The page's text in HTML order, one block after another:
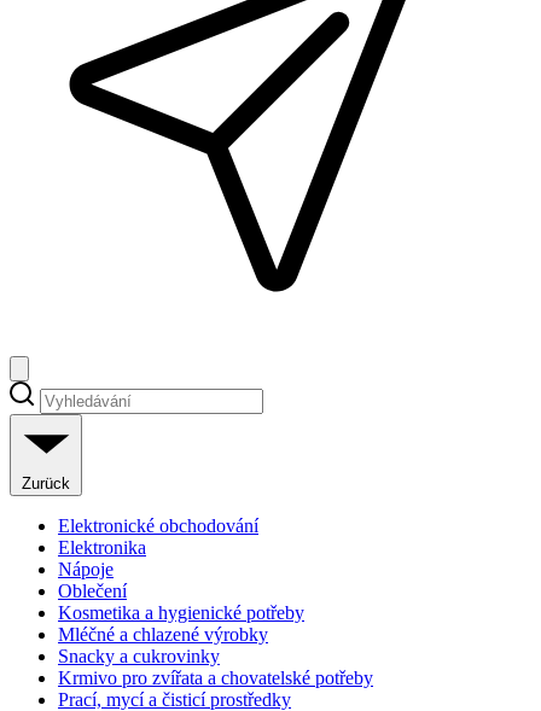
Zurück
Elektronické obchodování
Elektronika
Nápoje
Oblečení
Kosmetika a hygienické potřeby
Mléčné a chlazené výrobky
Snacky a cukrovinky
Krmivo pro zvířata a chovatelské potřeby
Prací, mycí a čisticí prostředky